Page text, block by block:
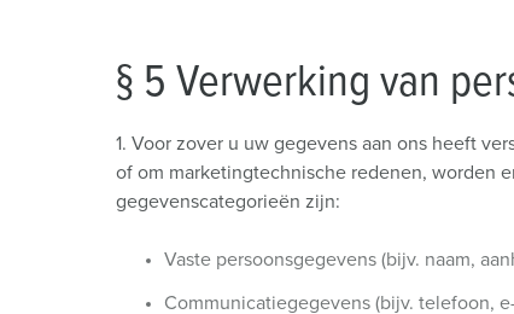
h
l
§ 5 Verwerking van
1. Voor zover u uw gegevens aan ons heeft
of om marketingtechnische redenen, worden
gegevenscategorieën zijn:
Vaste persoonsgegevens (bijv. naam,
Communicatiegegevens (bijv. telefoon,